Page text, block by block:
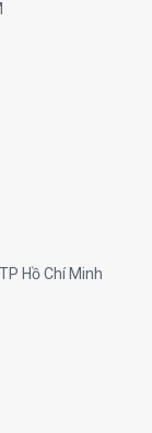
Hồ Chí Minh